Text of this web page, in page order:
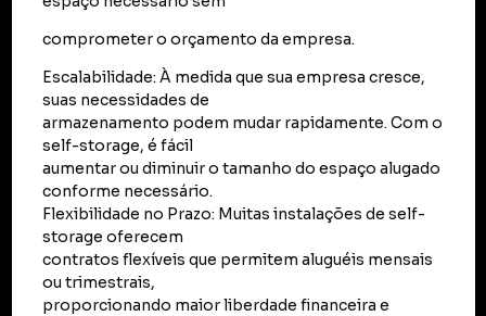
comprometer o orçamento da empresa.
Escalabilidade: À medida que sua empresa cresce,
suas necessidades de
armazenamento podem mudar rapidamente. Com o
self-storage, é fácil
aumentar ou diminuir o tamanho do espaço alugado
conforme necessário.
Flexibilidade no Prazo: Muitas instalações de self-
storage oferecem
contratos flexíveis que permitem aluguéis mensais
ou trimestrais,
proporcionando maior liberdade financeira e